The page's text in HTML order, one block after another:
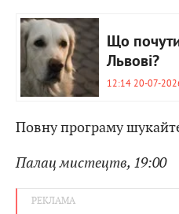
Що
Львові?
12:14 20-07-
Повну програму
Палац мистецтв, 19:00